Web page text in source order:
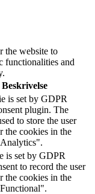
the website to
functionalities and
Beskrivelse
is set by GDPR
plugin. The
to store the user
the cookies in the
is set by GDPR
to record the user
the cookies in the